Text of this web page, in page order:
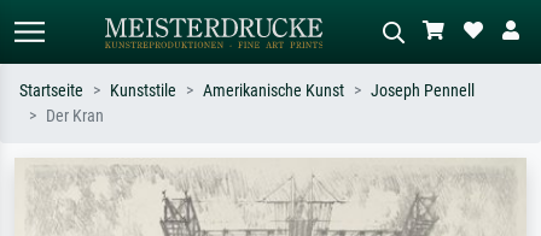
Suchen Sie nach Künstlern, Werktiteln
oder Stilen – z.B. Monet,
Sternennacht, Impressionismus, Welle
Beschreiben Sie die Szene – z.B. Grüne
Wiese, Abstrakt mit viel Rot, Dunkles
Ölgemälde, Stehender Akt neben einem
Startseite Kunststile Amerikanische Kunst
Joseph Pennell
Der Kran